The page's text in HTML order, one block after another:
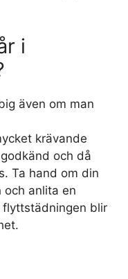
i
även om man
krävande
och då
Ta hand om din
anlita en
blir